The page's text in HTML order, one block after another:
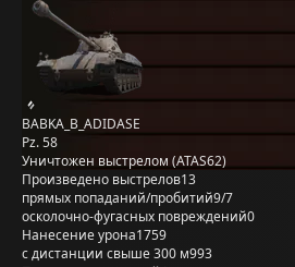
BABKA_B_ADIDASE
Pz. 58
Уничтожен выстрелом (ATAS62)
Произведено выстрелов13
прямых попаданий/пробитий9/7
осколочно-фугасных повреждений0
Нанесение урона1759
с дистанции свыше 300 м993